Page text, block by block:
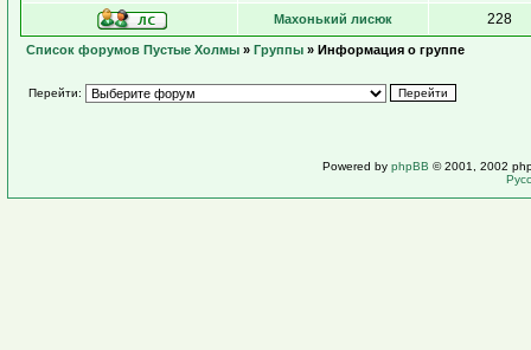
Махонький лисюк 228
Список форумов Пустые Холмы » Группы » Информация о группе
Перейти:
Powered by phpBB © 2001, 2002